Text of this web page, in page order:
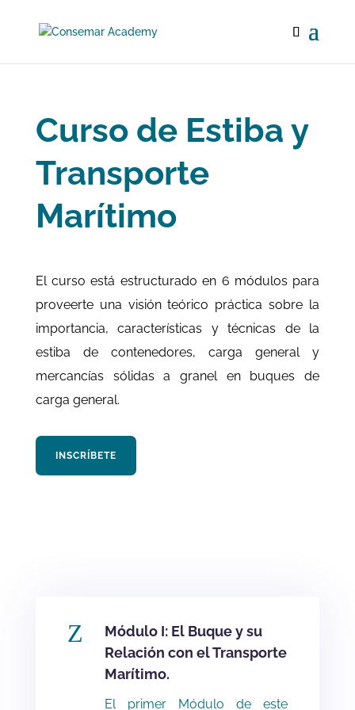
Curso de Estiba y
Transporte
Marítimo
El curso está estructurado en 6 módulos para
proveerte una visión teórico práctica sobre la
importancia, características y técnicas de la
estiba de contenedores, carga general y
mercancías sólidas a granel en buques de
carga general.
INSCRÍBETE
Z
Módulo I: El Buque y su
Relación con el Transporte
Marítimo.
El primer Módulo de este